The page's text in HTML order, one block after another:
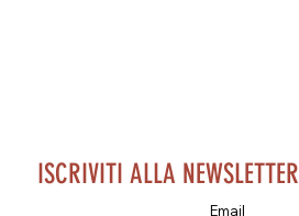
ISCRIVITI ALLA NEWSLETTER
Email